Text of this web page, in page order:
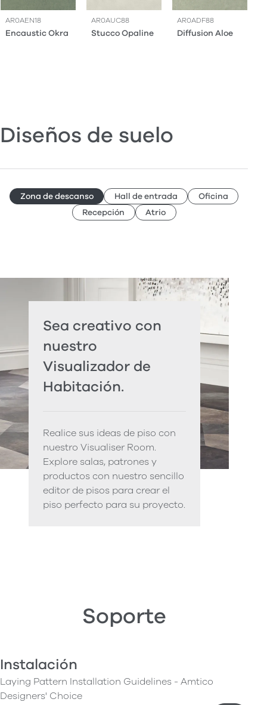
AR0AEN18
Encaustic Okra
AR0AUC88
Stucco Opaline
AR0ADF88
Diffusion Aloe
Diseños de suelo
Zona de descanso Hall de entrada
Oficina
Recepción
Atrio
Sea creativo con
nuestro
Visualizador de
Habitación.
Realice sus ideas de piso con
nuestro Visualiser Room.
Explore salas, patrones y
productos con nuestro sencillo
editor de pisos para crear el
piso perfecto para su proyecto.
Soporte
Instalación
Laying Pattern Installation Guidelines - Amtico
Designers' Choice